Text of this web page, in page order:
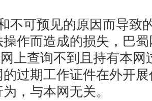
不可预见的原因而导致
操作而造成的损失，巴
上查询不到且持有本网
的过期工作证件在外开
，与本网无关。